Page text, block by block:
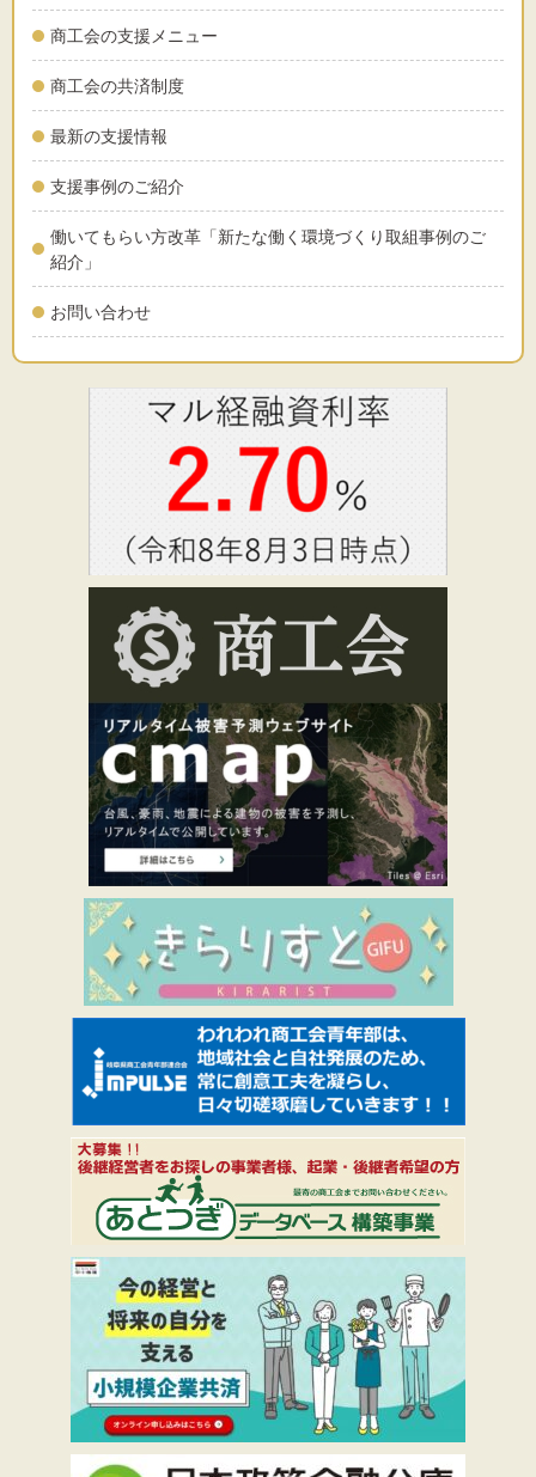
商工会の支援メニュー
商工会の共済制度
最新の支援情報
支援事例のご紹介
働いてもらい方改革「新たな働く環境づくり取組事例のご
紹介」
お問い合わせ